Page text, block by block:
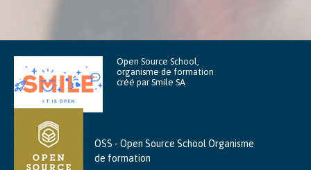
Open Source School,
organisme de formation
créé par Smile SA
OSS - Open Source School Organisme
de formation